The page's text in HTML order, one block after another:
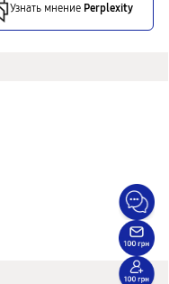
Узнать мнение Perplexity